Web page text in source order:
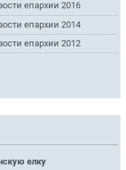
епархии 2016
епархии 2014
епархии 2012
елку